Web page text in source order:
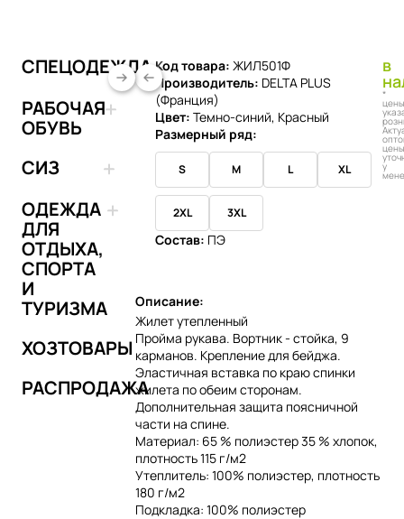
СПЕЦОДЕЖДА
РАБОЧАЯ
ОБУВЬ
СИЗ
ОДЕЖДА
ДЛЯ
ОТДЫХА,
СПОРТА
И
ТУРИЗМА
ХОЗТОВАРЫ
РАСПРОДАЖА
Код товара: ЖИЛ501Ф
Производитель: DELTA PLUS
(Франция)
Цвет: Темно-синий, Красный
Размерный ряд:
S M L XL
2XL 3XL
Состав: ПЭ
в
*
цены
цены
у
Описание:
Жилет утепленный
Пройма рукава. Вортник - стойка, 9
карманов. Крепление для бейджа.
Эластичная вставка по краю спинки
жилета по обеим сторонам.
Дополнительная защита поясничной
части на спине.
Материал: 65 % полиэстер 35 % хлопок,
плотность 115 г/м2
Утеплитель: 100% полиэстер, плотность
180 г/м2
Подкладка: 100% полиэстер